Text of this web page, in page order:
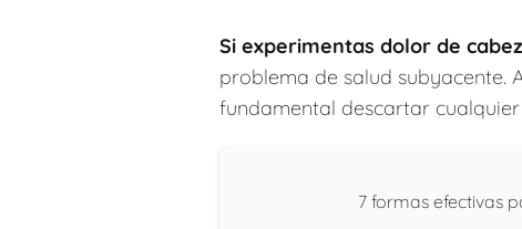
Si experimentas dolor de
problema de salud subyacente.
fundamental descartar
7 formas efectivas